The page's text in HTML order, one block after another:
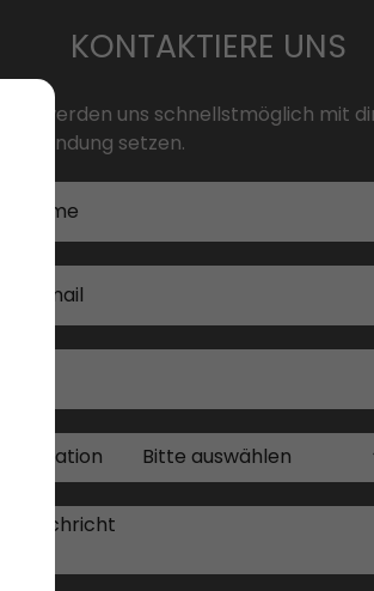
KONTAKTIERE UNS
Wir werden uns schnellstmöglich mit
Verbindung setzen.
Name
E-mail
Location
Nachricht